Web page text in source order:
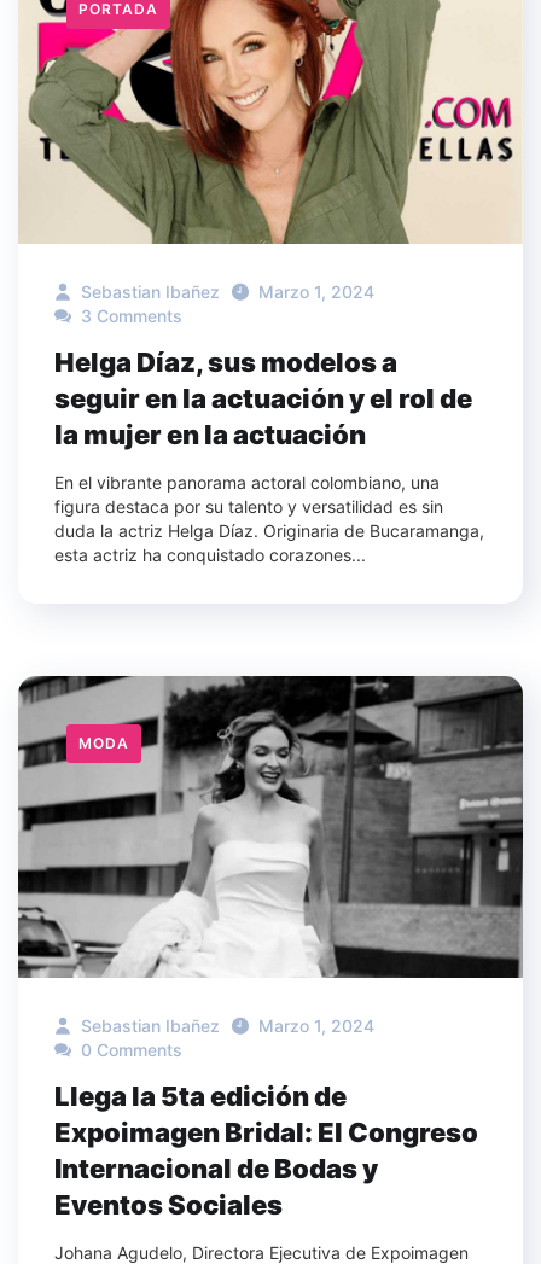
PORTADA
Sebastian Ibañez
Marzo 1, 2024
3 Comments
Helga Díaz, sus modelos a
seguir en la actuación y el rol de
la mujer en la actuación
En el vibrante panorama actoral colombiano, una
figura destaca por su talento y versatilidad es sin
duda la actriz Helga Díaz. Originaria de Bucaramanga,
esta actriz ha conquistado corazones...
MODA
Sebastian Ibañez
Marzo 1, 2024
0 Comments
Llega la 5ta edición de
Expoimagen Bridal: El Congreso
Internacional de Bodas y
Eventos Sociales
Johana Agudelo, Directora Ejecutiva de Expoimagen